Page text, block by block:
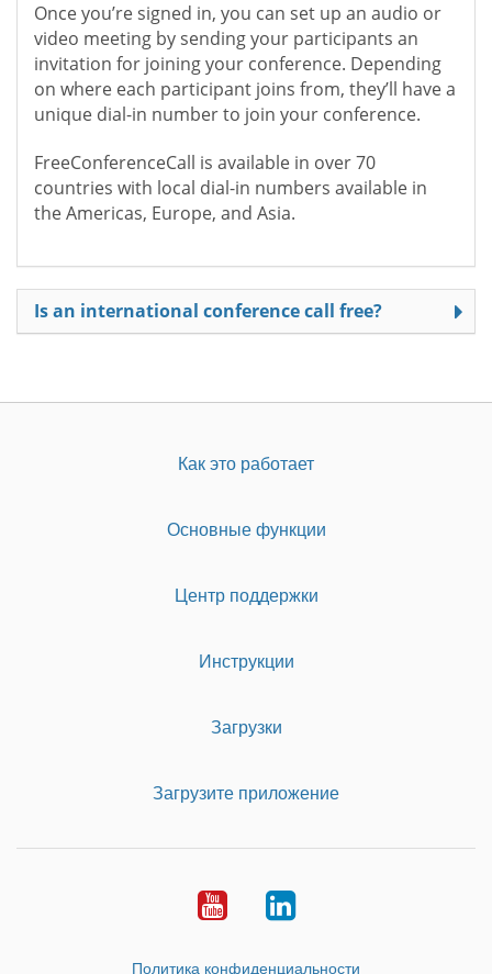
Once you’re signed in, you can set up an audio or
video meeting by sending your participants an
invitation for joining your conference. Depending
on where each participant joins from, they’ll have a
unique dial-in number to join your conference.
FreeConferenceCall is available in over 70
countries with local dial-in numbers available in
the Americas, Europe, and Asia.
Is an international conference call free?
Как это работает
Основные функции
Центр поддержки
Инструкции
Загрузки
Загрузите приложение
YoutubeLinkedIn
Политика конфиденциальности